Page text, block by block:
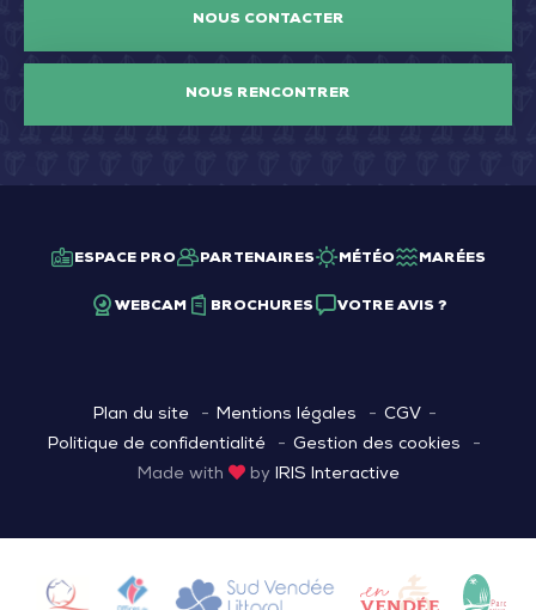
NOUS CONTACTER
NOUS RENCONTRER
ESPACE PRO PARTENAIRES MÉTÉO MARÉES
WEBCAM BROCHURES VOTRE AVIS ?
Plan du site Mentions légales
CGV
Politique de confidentialité
Gestion des cookies
Made with
by IRIS Interactive